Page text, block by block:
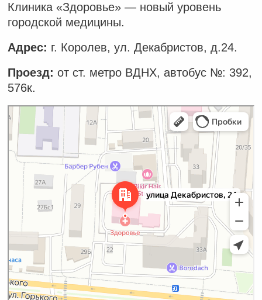
Клиника «Здоровье» — новый уровень
городской медицины.
Адрес: г. Королев, ул. Декабристов, д.24.
Проезд: от ст. метро ВДНХ, автобус №: 392,
576к.
Улица Декабристов, 24 на карте Королёва — Яндекс Карты